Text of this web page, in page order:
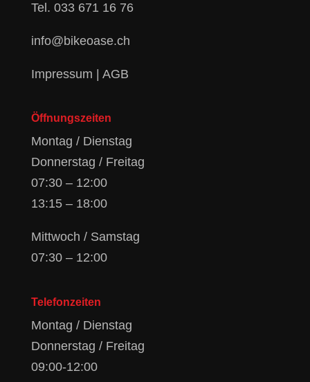
Tel. 033 671 16 76
info@bikeoase.ch
Impressum AGB
Öffnungszeiten
Montag / Dienstag
Donnerstag / Freitag
07:30 – 12:00
13:15 – 18:00
Mittwoch / Samstag
07:30 – 12:00
Telefonzeiten
Montag / Dienstag
Donnerstag / Freitag
09:00-12:00